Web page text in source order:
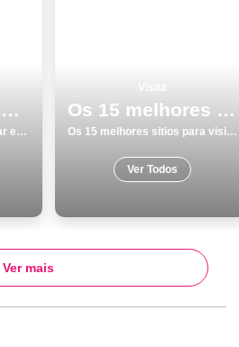
7 lugares grÃ¡tis para visitar em Vila do Conde
7 lugares grÃ¡tis para visitar em Vila do Conde
Os 15 melhores sitios para visitar em PÃ³voa de Varzim
Os 15 melhores sitios para visitar em PÃ³voa de Varzim
Ver Todos
Ver mais